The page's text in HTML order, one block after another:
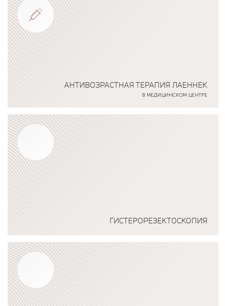
АНТИВОЗРАСТНАЯ ТЕРАПИЯ ЛАЕННЕК
В МЕДИЦИНСКОМ ЦЕНТРЕ
Подробнее о программе
ГИСТЕРОРЕЗЕКТОСКОПИЯ
Подробнее о программе